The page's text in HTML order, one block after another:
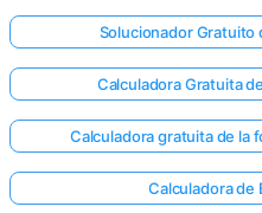
Solucionador Gratuito
Calculadora Gratuita
Calculadora gratuita de la
Calculadora de